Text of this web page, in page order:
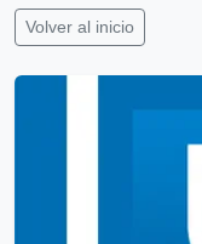
Volver al inicio